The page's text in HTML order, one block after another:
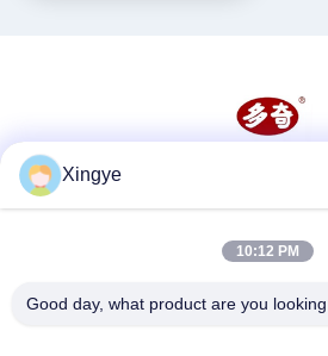
Xingye
10:12 PM
Good day, what product are you